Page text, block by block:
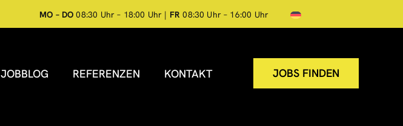
MO – DO 08:30 Uhr – 18:00 Uhr | FR 08:30 Uhr – 16:00 Uhr
JOBBLOG REFERENZEN KONTAKT JOBS FINDEN